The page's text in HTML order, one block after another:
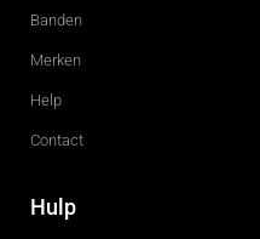
Banden
Merken
Help
Contact
Hulp